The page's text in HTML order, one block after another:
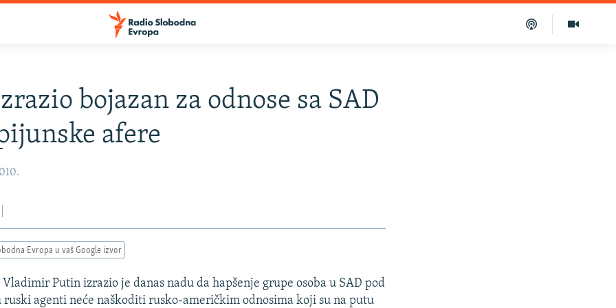
bojazan za odnose sa SAD
afere
Evropa u vaš Google izvor
Putin izrazio je danas nadu da hapšenje grupe osoba u SAD pod
ruski agenti neće naškoditi rusko-američkim odnosima koji su na putu